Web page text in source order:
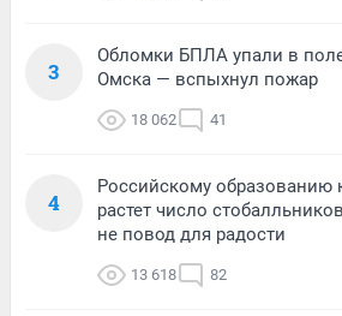
3
Обломки БПЛА упали в
Омска — вспыхнул пожар
18 062 41
4
Российскому образованию
растет число
не повод для радости
13 618 82